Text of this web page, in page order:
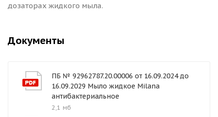
дозаторах жидкого мыла.
Документы
ПБ № 92962787.20.00006 от 16.09.2024 до
16.09.2029 Мыло жидкое Milana
антибактериальное
2,1 мб